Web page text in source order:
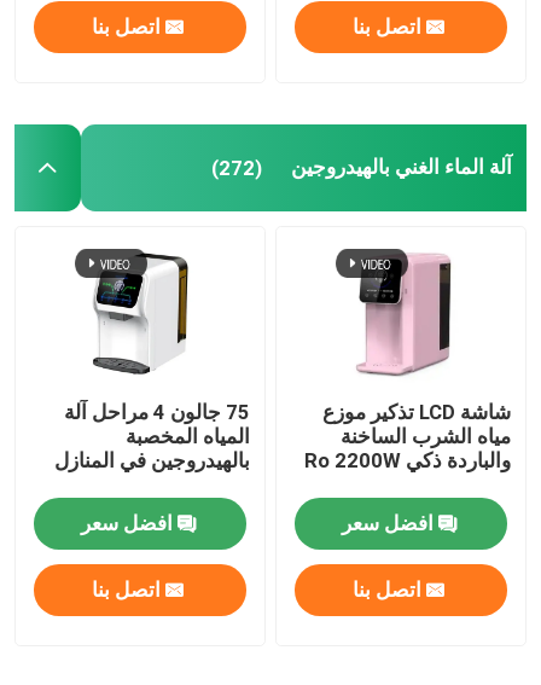
اتصل بنا اتصل بنا
آلة الماء الغني بالهيدروجين (272)
شاشة LCD تذكير موزع
مياه الشرب الساخنة
والباردة ذكي Ro 2200W
افضل سعر
اتصل بنا
75 جالون 4 مراحل آلة
المياه المخصبة
بالهيدروجين في المنازل
افضل سعر
اتصل بنا